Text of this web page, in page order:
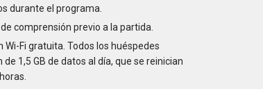
durante el programa.
comprensión previo a la partida.
Wi-Fi gratuita. Todos los huéspedes
de 1,5 GB de datos al día, que se reinician